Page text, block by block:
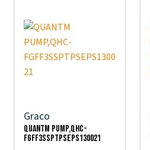
Graco
QUANTM PUMP,QHC-
FGFF3SSPTPSEPS130021